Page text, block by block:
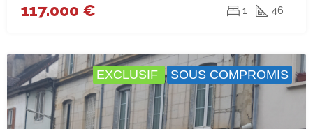
117.000 € 1 46
EXCLUSIF SOUS COMPROMIS